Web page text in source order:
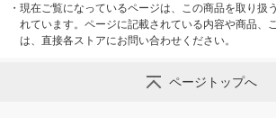
・ 現在ご覧になっているページは、この商品を取り扱
れています。ページに記載されている内容や商品、
は、直接各ストアにお問い合わせください。
ページトップへ